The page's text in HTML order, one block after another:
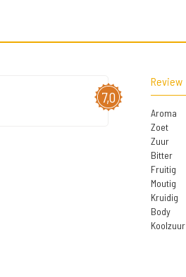
7,0
Review
Aroma
Zoet
Zuur
Bitter
Fruitig
Moutig
Kruidig
Body
Koolzuur